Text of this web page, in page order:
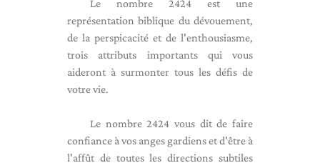
Le nombre 2424 est une
représentation biblique du dévouement,
de la perspicacité et de l'enthousiasme,
trois attributs importants qui vous
aideront à surmonter tous les défis de
votre vie.
Le nombre 2424 vous dit de faire
confiance à vos anges gardiens et d'être à
l'affût de toutes les directions subtiles